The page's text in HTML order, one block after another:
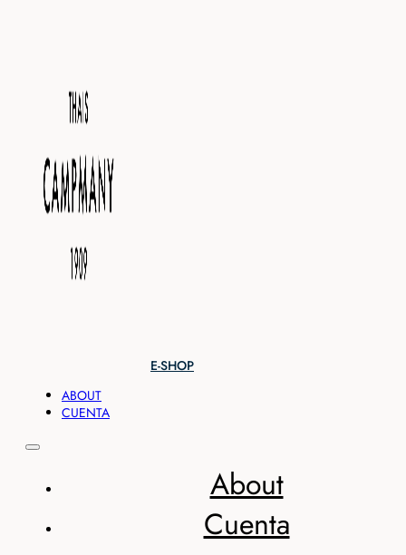
E-SHOP
ABOUT
CUENTA
About
Cuenta